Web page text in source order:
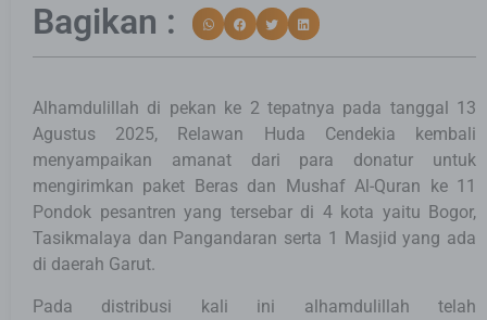
Bagikan :
Alhamdulillah di pekan ke 2 tepatnya pada tanggal 13
Agustus 2025, Relawan Huda Cendekia kembali
menyampaikan amanat dari para donatur untuk
mengirimkan paket Beras dan Mushaf Al-Quran ke 11
Pondok pesantren yang tersebar di 4 kota yaitu Bogor,
Tasikmalaya dan Pangandaran serta 1 Masjid yang ada
di daerah Garut.
Pada distribusi kali ini alhamdulillah telah